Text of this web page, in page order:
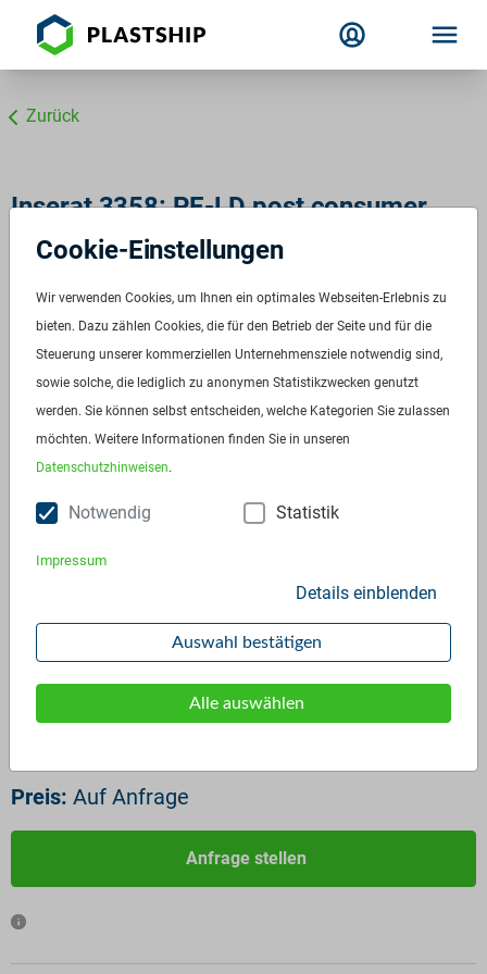
Zurück
Inserat 3358: PE-LD post consumer
transparent
LDPE Regranulat
ID:3358
Verfügbar ab:
Frequenz:Auf Anfrage
Preis: Auf Anfrage
Anfrage stellen
Cookie-Einstellungen
Wir verwenden Cookies, um Ihnen ein optimales Webseiten-Erlebnis zu
bieten. Dazu zählen Cookies, die für den Betrieb der Seite und für die
Steuerung unserer kommerziellen Unternehmensziele notwendig sind,
sowie solche, die lediglich zu anonymen Statistikzwecken genutzt
werden. Sie können selbst entscheiden, welche Kategorien Sie zulassen
möchten. Weitere Informationen finden Sie in unseren
Datenschutzhinweisen.
Notwendig Statistik
Impressum
Details einblenden
Auswahl bestätigen
Alle auswählen